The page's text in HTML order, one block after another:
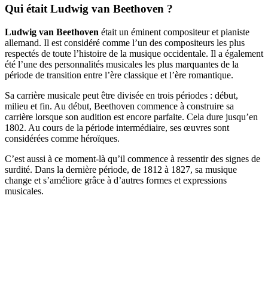
Qui était Ludwig van Beethoven ?
Ludwig van Beethoven était un éminent compositeur et pianiste
allemand. Il est considéré comme l’un des compositeurs les plus
respectés de toute l’histoire de la musique occidentale. Il a également
été l’une des personnalités musicales les plus marquantes de la
période de transition entre l’ère classique et l’ère romantique.
Sa carrière musicale peut être divisée en trois périodes : début,
milieu et fin. Au début, Beethoven commence à construire sa
carrière lorsque son audition est encore parfaite. Cela dure jusqu’en
1802. Au cours de la période intermédiaire, ses œuvres sont
considérées comme héroïques.
C’est aussi à ce moment-là qu’il commence à ressentir des signes de
surdité. Dans la dernière période, de 1812 à 1827, sa musique
change et s’améliore grâce à d’autres formes et expressions
musicales.